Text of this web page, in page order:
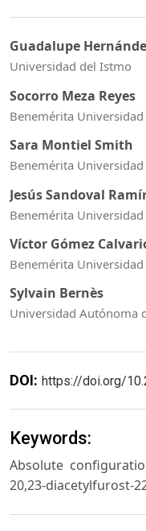
Guadalupe
Universidad del Istmo
Socorro Meza Reyes
Benemérita
Sara Montiel Smith
Benemérita
Jesús Sandoval
Benemérita
Víctor Gómez
Benemérita
Sylvain Bernès
Universidad Autónoma
DOI: https://doi.org/
Keywords:
Absolute
20,23-diacetylfurost-